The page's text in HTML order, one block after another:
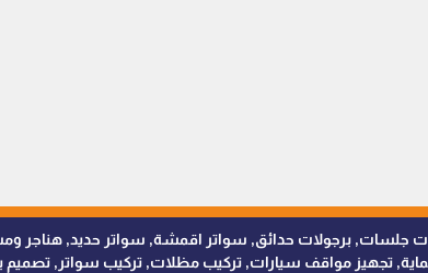
سيارات, مظلات مواقف, مظلات جلسات, برجولات حدائق, سواتر اقمشة, سواتر
مواقف سيارات, تركيب مظلات, تركيب سواتر, تصميم